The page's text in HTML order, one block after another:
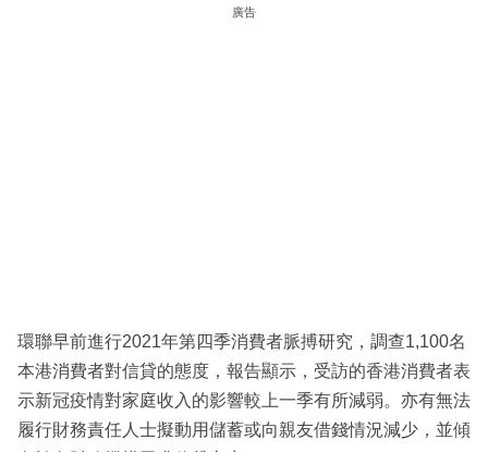
廣告
環聯早前進行2021年第四季消費者脈搏研究，調查1,100名
本港消費者對信貸的態度，報告顯示，受訪的香港消費者表
示新冠疫情對家庭收入的影響較上一季有所減弱。亦有無法
履行財務責任人士擬動用儲蓄或向親友借錢情況減少，並傾